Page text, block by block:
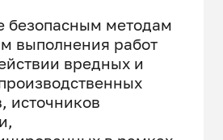
безопасным методам
выполнения работ
вредных и
источников